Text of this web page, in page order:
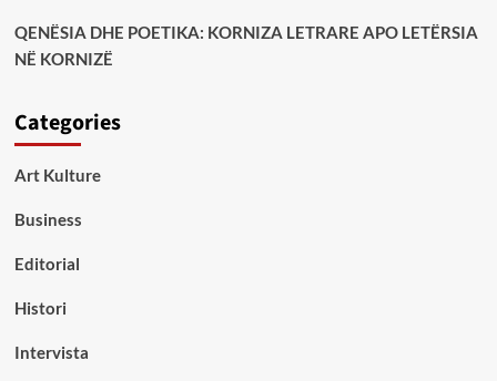
QENËSIA DHE POETIKA: KORNIZA LETRARE APO LETËRSIA
NË KORNIZË
Categories
Art Kulture
Business
Editorial
Histori
Intervista